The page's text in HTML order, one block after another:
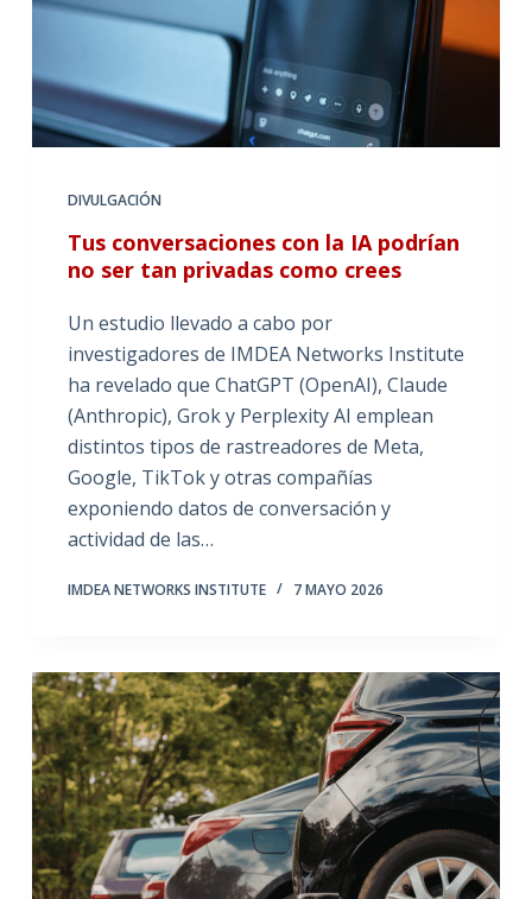
DIVULGACIÓN
Tus conversaciones con la IA podrían
no ser tan privadas como crees
Un estudio llevado a cabo por
investigadores de IMDEA Networks Institute
ha revelado que ChatGPT (OpenAI), Claude
(Anthropic), Grok y Perplexity AI emplean
distintos tipos de rastreadores de Meta,
Google, TikTok y otras compañías
exponiendo datos de conversación y
actividad de las…
IMDEA NETWORKS INSTITUTE 7 MAYO 2026